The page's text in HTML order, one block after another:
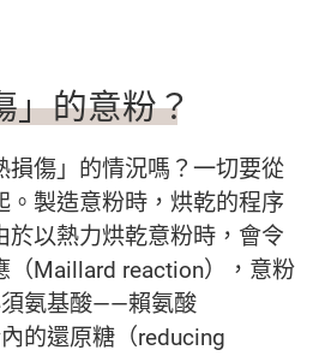
」的意粉？
損傷」的情況嗎？一切要從
。製造意粉時，烘乾的程序
於以熱力烘乾意粉時，會令
（Maillard reaction），意粉
氨基酸——賴氨酸
的還原糖（reducing